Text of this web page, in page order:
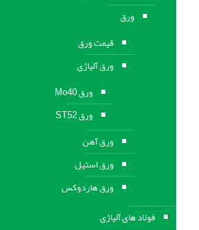
ورق
قیمت ورق
ورق آلیاژی
ورق Mo40
ورق ST52
ورق آهن
ورق استيل
ورق هاردوکس
فولاد های آلیاژی